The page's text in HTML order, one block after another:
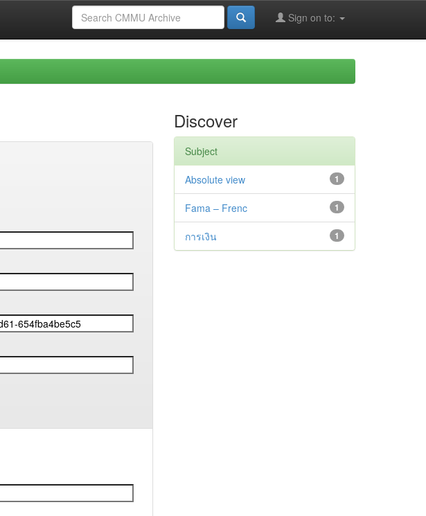
Sign on to:
Discover
Subject
1
Absolute view
1
Fama – Frenc
1
การเงิน